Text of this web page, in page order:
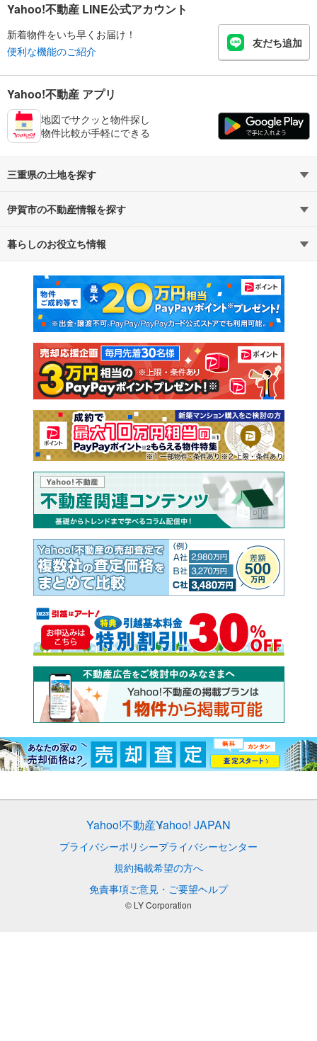
Yahoo!不動産 LINE公式アカウント
新着物件をいち早くお届け！
便利な機能のご紹介
友だち追加
Yahoo!不動産 アプリ
地図でサクッと物件探し
物件比較が手軽にできる
三重県の土地を探す
路線・駅から探す
通勤・通学時間から探す
伊賀市の不動産情報を探す
不動産・住宅
新築マンション 中古マンション
新築一戸建て 中古一戸建て
注文住宅 土地
売却査定
暮らしのお役立ち情報
マンションカタログ 教えて！住まいの先生
Yahoo!不動産Yahoo! JAPAN
プライバシーポリシープライバシーセンター
規約掲載希望の方へ
免責事項ご意見・ご要望ヘルプ
© LY Corporation